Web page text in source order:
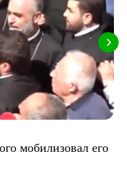
мобилизовал его